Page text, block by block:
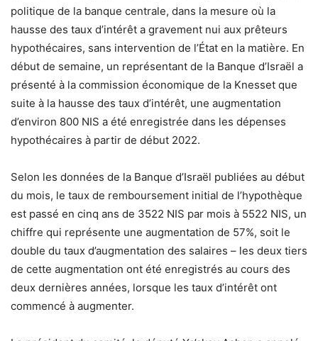
politique de la banque centrale, dans la mesure où la
hausse des taux d’intérêt a gravement nui aux prêteurs
hypothécaires, sans intervention de l’État en la matière. En
début de semaine, un représentant de la Banque d’Israël a
présenté à la commission économique de la Knesset que
suite à la hausse des taux d’intérêt, une augmentation
d’environ 800 NIS a été enregistrée dans les dépenses
hypothécaires à partir de début 2022.
Selon les données de la Banque d’Israël publiées au début
du mois, le taux de remboursement initial de l’hypothèque
est passé en cinq ans de 3522 NIS par mois à 5522 NIS, un
chiffre qui représente une augmentation de 57%, soit le
double du taux d’augmentation des salaires – les deux tiers
de cette augmentation ont été enregistrés au cours des
deux dernières années, lorsque les taux d’intérêt ont
commencé à augmenter.